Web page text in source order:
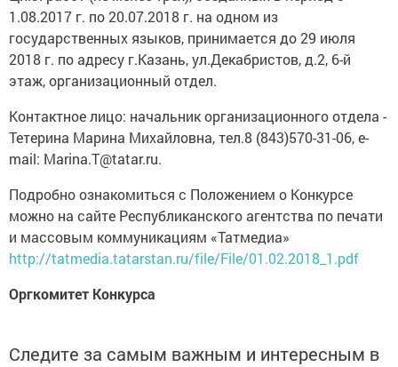
1.08.2017 г. по 20.07.2018 г. на одном из
государственных языков, принимается до 29 июля
2018 г. по адресу г.Казань, ул.Декабристов, д.2, 6-й
этаж, организационный отдел.
Контактное лицо: начальник организационного отдела -
Тетерина Марина Михайловна, тел.8 (843)570-31-06, e-
mail: Marina.T@tatar.ru.
Подробно ознакомиться с Положением о Конкурсе
можно на сайте Республиканского агентства по печати
и массовым коммуникациям «Татмедиа»
http://tatmedia.tatarstan.ru/file/File/01.02.2018_1.pdf
Оргкомитет Конкурса
Следите за самым важным и интересным в